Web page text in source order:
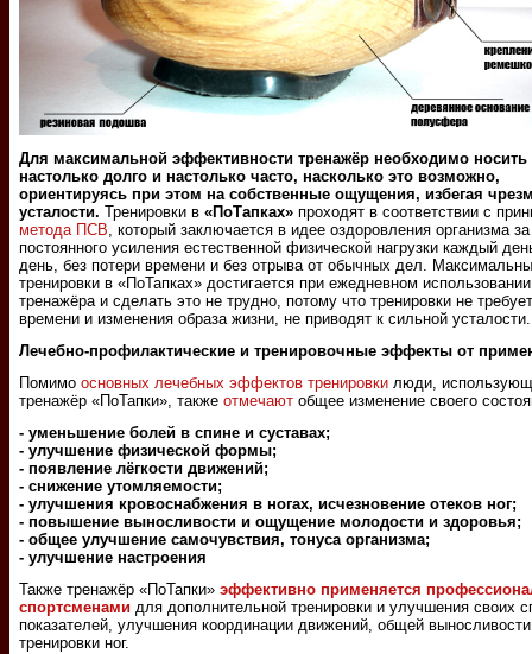
Для максимальной эффективности тренажёр необходимо носить
настолько долго и настолько часто, насколько это возможно,
ориентируясь при этом на собственные ощущения, избегая
усталости. Тренировки в «ПоТапках» проходят в соответствии с
метода ПСВ, который заключается в идее оздоровления организма
постоянного усиления естественной физической нагрузки каждый
день, без потери времени и без отрыва от обычных дел.
тренировки в «ПоТапках» достигается при ежедневном использовании
тренажёра и сделать это не трудно, потому что тренировки не
времени и изменения образа жизни, не приводят к сильной усталости.
Лечебно-профилактические и тренировочные эффекты от
Помимо основных лечебных эффектов тренировки люди,
тренажёр «ПоТапки», также отмечают общее изменение своего
- уменьшение болей в спине и суставах;
- улучшение физической формы;
- появление лёгкости движений;
- снижение утомляемости;
- улучшения кровоснабжения в ногах, исчезновение отеков ног;
- повышение выносливости и ощущение молодости и здоровья;
- общее улучшение самочувствия, тонуса организма;
- улучшение настроения
Также тренажёр «ПоТапки» эффективно применяется
спортсменами для дополнительной тренировки и улучшения своих
показателей, улучшения координации движений, общей
тренировки ног.